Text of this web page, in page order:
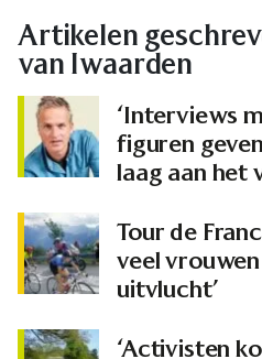
Artikelen
van Iwaarden
‘Interviews
figuren
laag aan het
Tour de
veel
uitvlucht’
‘Activisten